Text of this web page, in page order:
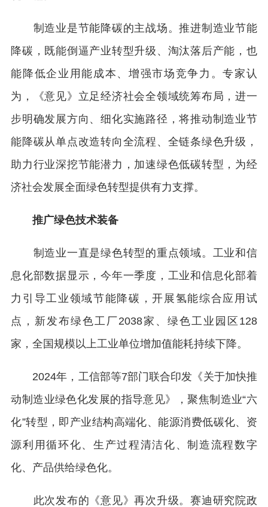
制造业是节能降碳的主战场。推进制造业节能
降碳，既能倒逼产业转型升级、淘汰落后产能，也
能降低企业用能成本、增强市场竞争力。专家认
为，《意见》立足经济社会全领域统筹布局，进一
步明确发展方向、细化实施路径，将推动制造业节
能降碳从单点改造转向全流程、全链条绿色升级，
助力行业深挖节能潜力，加速绿色低碳转型，为经
济社会发展全面绿色转型提供有力支撑。
推广绿色技术装备
制造业一直是绿色转型的重点领域。工业和信
息化部数据显示，今年一季度，工业和信息化部着
力引导工业领域节能降碳，开展氢能综合应用试
点，新发布绿色工厂2038家、绿色工业园区128
家，全国规模以上工业单位增加值能耗持续下降。
2024年，工信部等7部门联合印发《关于加快推
动制造业绿色化发展的指导意见》，聚焦制造业“六
化”转型，即产业结构高端化、能源消费低碳化、资
源利用循环化、生产过程清洁化、制造流程数字
化、产品供给绿色化。
此次发布的《意见》再次升级。赛迪研究院政